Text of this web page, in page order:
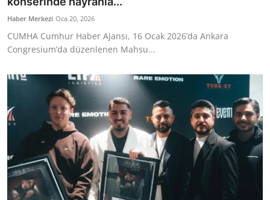
Haber Merkezi Oca 20, 2026
CUMHA Cumhur Haber Ajansı, 16 Ocak 2026’da Ankara
Congresium’da düzenlenen Mahsu...